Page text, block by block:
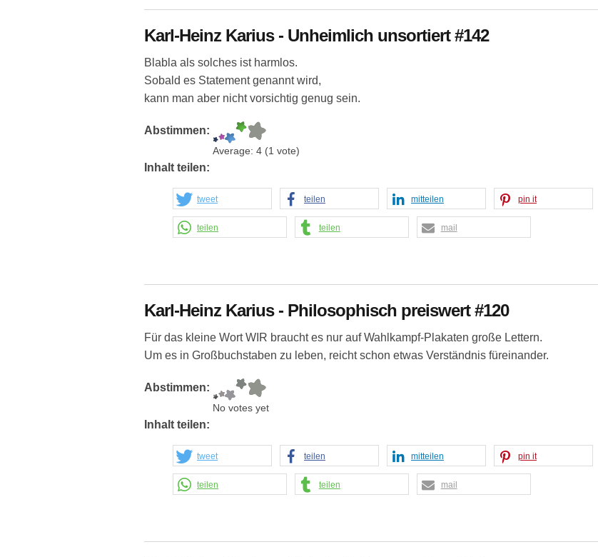
Karl-Heinz Karius - Unheimlich unsortiert #142
Blabla als solches ist harmlos.
Sobald es Statement genannt wird,
kann man aber nicht vorsichtig genug sein.
Abstimmen:
Average: 4 (1 vote)
Inhalt teilen:
tweet teilen mitteilen pin it
teilen teilen mail
Karl-Heinz Karius - Philosophisch preiswert #120
Für das kleine Wort WIR braucht es nur auf Wahlkampf-Plakaten große Lettern.
Um es in Großbuchstaben zu leben, reicht schon etwas Verständnis füreinander.
Abstimmen:
No votes yet
Inhalt teilen:
tweet teilen mitteilen pin it
teilen teilen mail